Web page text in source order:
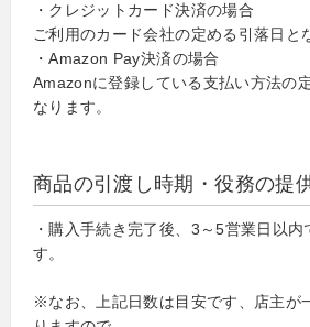
・クレジットカード決済の場合
ご利用のカード会社の定める引落日と
・Amazon Pay決済の場合
Amazonに登録している支払い方法の
なります。
商品の引渡し時期・役務の提
・購入手続き完了後、3～5営業日以内
す。
※なお、上記日数は目安です、店主が